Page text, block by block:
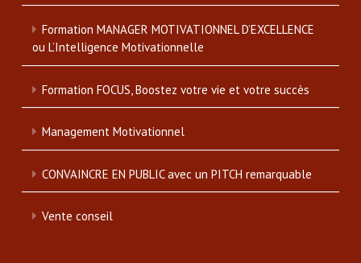
Formation MANAGER MOTIVATIONNEL D’EXCELLENCE
ou L’Intelligence Motivationnelle
Formation FOCUS, Boostez votre vie et votre succès
Management Motivationnel
CONVAINCRE EN PUBLIC avec un PITCH remarquable
Vente conseil